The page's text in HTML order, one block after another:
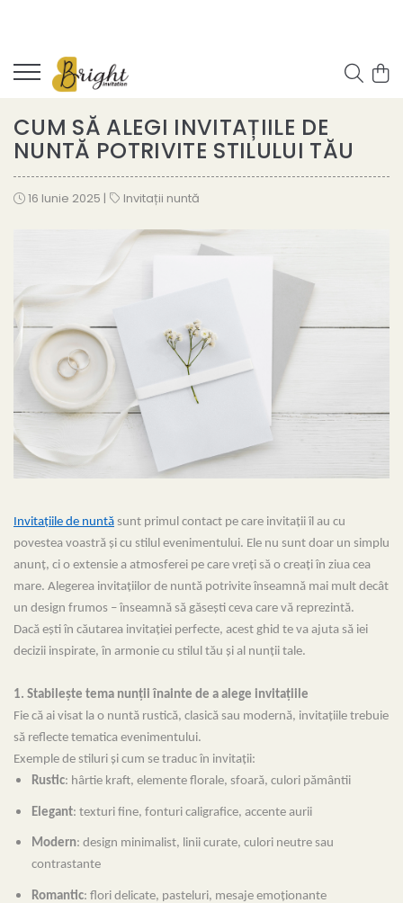
CUM SĂ ALEGI INVITAȚIILE DE
NUNTĂ POTRIVITE STILULUI TĂU
16 Iunie 2025 | Invitații nuntă
Invitațiile de nuntă sunt primul contact pe care invitații îl au cu
povestea voastră și cu stilul evenimentului. Ele nu sunt doar un simplu
anunț, ci o extensie a atmosferei pe care vreți să o creați în ziua cea
mare. Alegerea invitațiilor de nuntă potrivite înseamnă mai mult decât
un design frumos – înseamnă să găsești ceva care vă reprezintă.
Dacă ești în căutarea invitației perfecte, acest ghid te va ajuta să iei
decizii inspirate, în armonie cu stilul tău și al nunții tale.
1. Stabilește tema nunții înainte de a alege invitațiile
Fie că ai visat la o nuntă rustică, clasică sau modernă, invitațiile trebuie
să reflecte tematica evenimentului.
Exemple de stiluri și cum se traduc în invitații:
Rustic: hârtie kraft, elemente florale, sfoară, culori pământii
Elegant: texturi fine, fonturi caligrafice, accente aurii
Modern: design minimalist, linii curate, culori neutre sau
contrastante
Romantic: flori delicate, pasteluri, mesaje emoționante